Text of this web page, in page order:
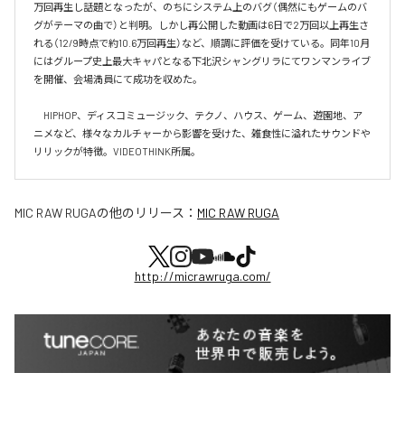
万回再生し話題となったが、のちにシステム上のバグ（偶然にもゲームのバ
グがテーマの曲で）と判明。しかし再公開した動画は6日で2万回以上再生さ
れる（12/9時点で約10.6万回再生）など、順調に評価を受けている。同年10月
にはグループ史上最大キャパとなる下北沢シャングリラにてワンマンライブ
を開催、会場満員にて成功を収めた。
HIPHOP、ディスコミュージック、テクノ、ハウス、ゲーム、遊園地、ア
ニメなど、様々なカルチャーから影響を受けた、雑食性に溢れたサウンドや
リリックが特徴。VIDEOTHINK所属。
MIC RAW RUGAの他のリリース： MIC RAW RUGA
http://micrawruga.com/